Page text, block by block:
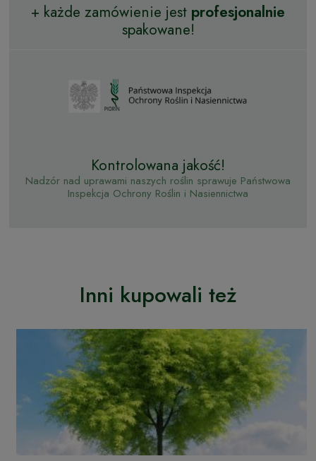
+ każde zamówienie jest profesjonalnie
spakowane!
Kontrolowana jakość!
Nadzór nad uprawami naszych roślin sprawuje Państwowa
Inspekcja Ochrony Roślin i Nasiennictwa
Inni kupowali też